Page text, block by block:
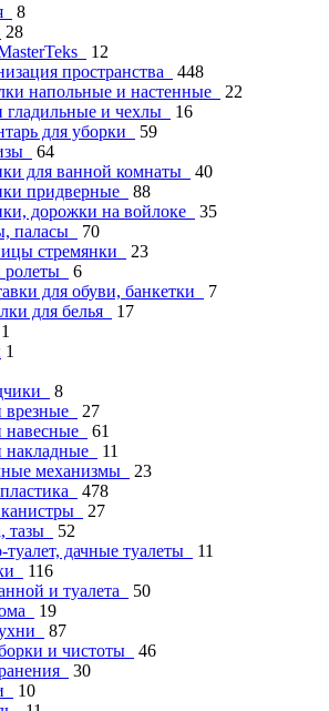
8
28
12
пространства
448
напольные и настенные
22
гладильные и чехлы
16
для уборки
59
64
для ванной комнаты
40
придверные
88
дорожки на войлоке
35
паласы
70
стремянки
23
6
для обуви, банкетки
7
для белья
17
1
1
8
врезные
27
навесные
61
накладные
11
механизмы
23
478
27
тазы
52
туалет, дачные туалеты
11
116
и туалета
50
19
87
и чистоты
46
30
10